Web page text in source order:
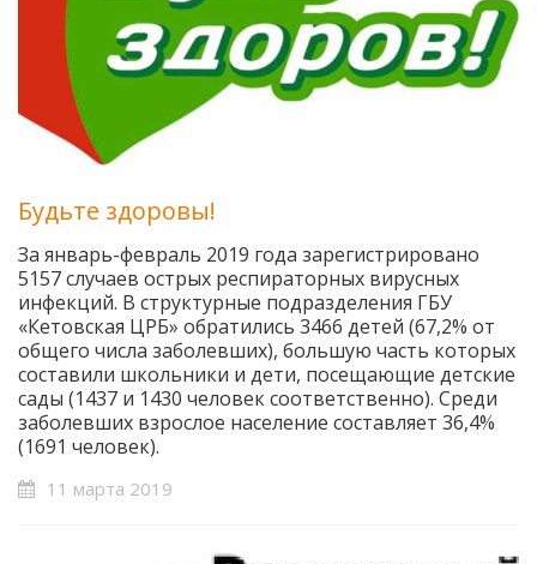
Будьте здоровы!
За январь-февраль 2019 года зарегистрировано
5157 случаев острых респираторных вирусных
инфекций. В структурные подразделения ГБУ
«Кетовская ЦРБ» обратились 3466 детей (67,2% от
общего числа заболевших), большую часть которых
составили школьники и дети, посещающие детские
сады (1437 и 1430 человек соответственно). Среди
заболевших взрослое население составляет 36,4%
(1691 человек).
11 марта 2019